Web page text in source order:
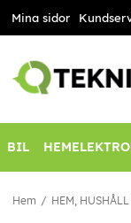
Mina sidor
BIL
Hem HEM,